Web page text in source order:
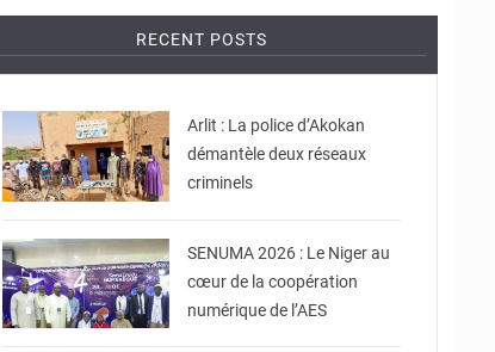
RECENT POSTS
Arlit : La police d’Akokan
démantèle deux réseaux
criminels
© Ministère de
Communication et des
Nouvelles Technologies
SENUMA 2026 : Le Niger au
cœur de la coopération
numérique de l’AES
© Ministère Nigérien de
l'Intérieur